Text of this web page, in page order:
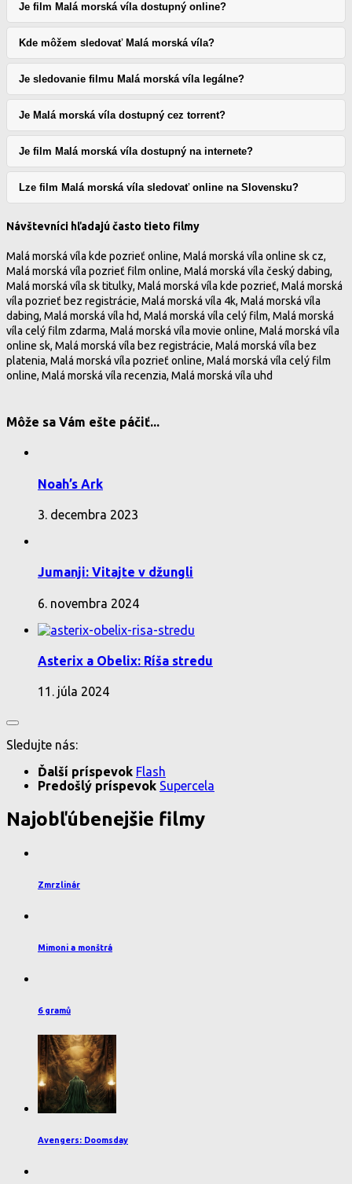
Je film Malá morská víla dostupný online?
Kde môžem sledovať Malá morská víla?
Je sledovanie filmu Malá morská víla legálne?
Je Malá morská víla dostupný cez torrent?
Je film Malá morská víla dostupný na internete?
Lze film Malá morská víla sledovať online na Slovensku?
Návštevníci hľadajú často tieto filmy
Malá morská víla kde pozrieť online, Malá morská víla online sk cz,
Malá morská víla pozrieť film online, Malá morská víla český dabing,
Malá morská víla sk titulky, Malá morská víla kde pozrieť, Malá morská
víla pozrieť bez registrácie, Malá morská víla 4k, Malá morská víla
dabing, Malá morská víla hd, Malá morská víla celý film, Malá morská
víla celý film zdarma, Malá morská víla movie online, Malá morská víla
online sk, Malá morská víla bez registrácie, Malá morská víla bez
platenia, Malá morská víla pozrieť online, Malá morská víla celý film
online, Malá morská víla recenzia, Malá morská víla uhd
Môže sa Vám ešte páčiť...
Noah’s Ark
3. decembra 2023
Jumanji: Vitajte v džungli
6. novembra 2024
Asterix a Obelix: Ríša stredu
11. júla 2024
Sledujte nás:
Ďalší príspevok Flash
Predošlý príspevok Supercela
Najobľúbenejšie filmy
Zmrzlinár
Mimoni a monštrá
6 gramů
Avengers: Doomsday